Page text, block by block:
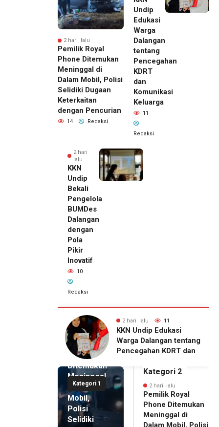
2 hari lalu
Pemilik Royal
Phone Ditemukan
Meninggal di
Dalam Mobil, Polisi
Selidiki Dugaan
Keterkaitan
dengan Pencurian
14 Redaksi
Undip
Edukasi
Warga
Dalangan
tentang
Pencegahan
KDRT
dan
Komunikasi
Keluarga
11
Redaksi
2 hari
lalu
KKN
Undip
Bekali
Pengelola
BUMDes
Dalangan
dengan
Pola
Pikir
Inovatif
10
Redaksi
2 hari lalu 10
KKN Undip Bekali
Pengelola BUMDes
Dalangan dengan Pola
Kategori 1
2 hari lalu
Pemilik
Royal
Phone
Ditemukan
Meninggal
di Dalam
Mobil,
Polisi
Selidiki
Kategori 2
2 hari lalu
Pemilik Royal
Phone Ditemukan
Meninggal di
Dalam Mobil, Polisi